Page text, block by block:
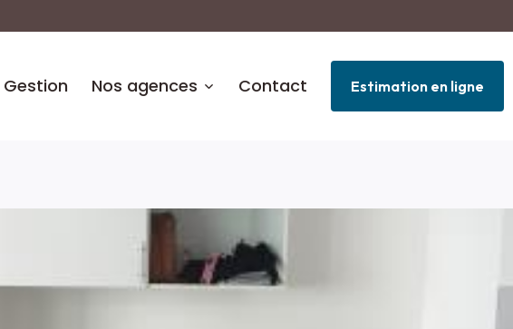
Gestion Nos agences Contact Estimation en ligne